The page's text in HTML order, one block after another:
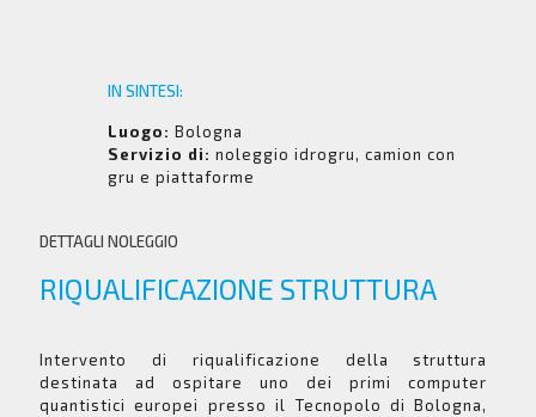
IN SINTESI:
Luogo: Bologna
Servizio di: noleggio idrogru, camion con
gru e piattaforme
DETTAGLI NOLEGGIO
RIQUALIFICAZIONE STRUTTURA
Intervento di riqualificazione della struttura
destinata ad ospitare uno dei primi computer
quantistici europei presso il Tecnopolo di Bologna,